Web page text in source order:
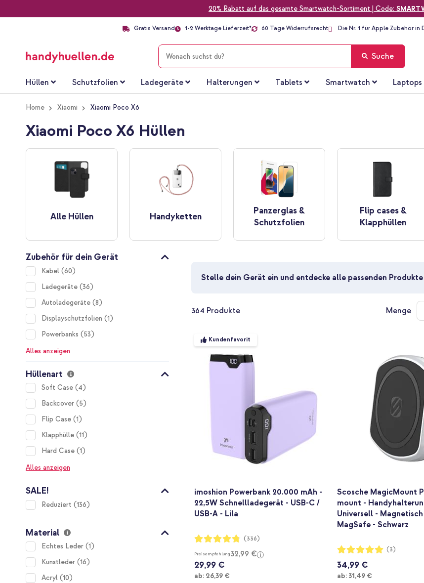
20% Rabatt auf das gesamte Smartwatch-Sortiment | Code:
Gratis Versand 1-2 Werktage Lieferzeit* 60 Tage Widerrufsrecht Die Nr. 1 für Apple Zubehör in
SUCHE Suche
Hüllen Schutzfolien Ladegeräte Halterungen Tablets Smartwatch Laptops
Home Xiaomi Xiaomi Poco X6
Xiaomi Poco X6 Hüllen
Alle Hüllen Handyketten
Panzerglas &
Schutzfolien
Flip cases &
Klapphüllen
Stelle dein Gerät ein und entdecke alle passenden Produkte
364 Produkte Menge
Kundenfavorit
imoshion Powerbank 20.000 mAh -
22,5W Schnellladegerät - USB-C /
USB-A - Lila
Bewertung:
95%
(336)
Preisempfehlung32,99 €
29,99 €
ab: Ab
26,39 €
Scosche MagicMount
mount -
Universell -
MagSafe - Schwarz
Bewertung:
100%
(3)
34,99 €
ab: Ab
31,49 €
Zubehör für dein Gerät
Kabel 60
items
Ladegeräte 36
items
Autoladegeräte 8
items
Displayschutzfolien
1
item
Powerbanks
53
items
Alles anzeigen
Hüllenart
Soft Case 4
items
Backcover
5
items
Flip Case 1
item
Klapphülle 11
items
Hard Case 1
item
Alles anzeigen
SALE!
Reduziert 136
items
Material
Echtes Leder 1
item
Kunstleder 16
items
Acryl 10
items